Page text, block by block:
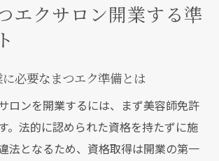
エクサロン開業する準
必要なまつエク準備とは
ロンを開業するには、まず美容師免許
。法的に認められた資格を持たずに施
法となるため、資格取得は開業の第一